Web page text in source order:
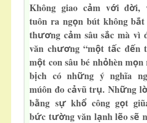
Không giao cảm với đời,
tuôn ra ngọn bút không bắt
thương cảm sâu sắc mà vì
văn chương “một tấc đến
một con sâu bé nhỏhèn mọn
bịch có những ý nghĩa
múôn đo cảvũ trụ. Những l
bằng sựkhổcông gọt
bức tường văn lạnh lẽo sẽ